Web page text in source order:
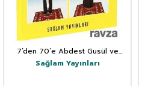
7’den 70’e Abdest Gusül ve
Namaz (Kod: 012, Cep Boy -
Kuşe)
Sağlam Yayınları